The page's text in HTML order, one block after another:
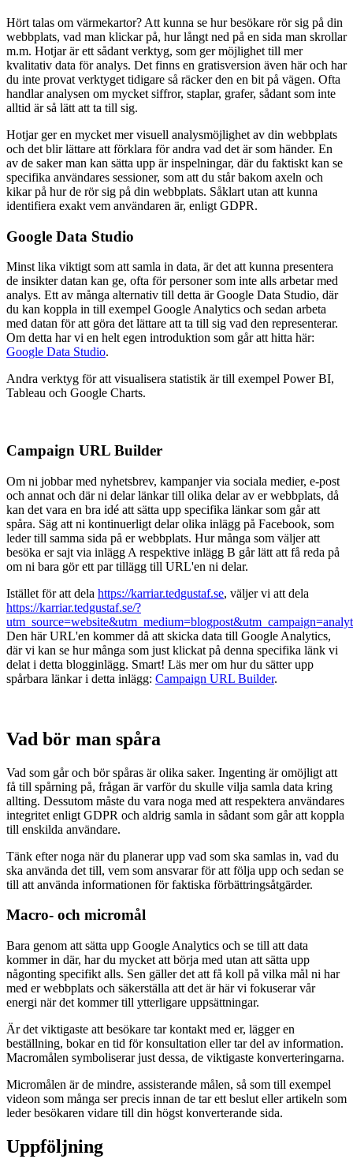
Hört talas om värmekartor? Att kunna se hur besökare rör sig på din
webbplats, vad man klickar på, hur långt ned på en sida man skrollar
m.m. Hotjar är ett sådant verktyg, som ger möjlighet till mer
kvalitativ data för analys. Det finns en gratisversion även här och har
du inte provat verktyget tidigare så räcker den en bit på vägen. Ofta
handlar analysen om mycket siffror, staplar, grafer, sådant som inte
alltid är så lätt att ta till sig.
Hotjar ger en mycket mer visuell analysmöjlighet av din webbplats
och det blir lättare att förklara för andra vad det är som händer. En
av de saker man kan sätta upp är inspelningar, där du faktiskt kan se
specifika användares sessioner, som att du står bakom axeln och
kikar på hur de rör sig på din webbplats. Såklart utan att kunna
identifiera exakt vem användaren är, enligt GDPR.
Google Data Studio
Minst lika viktigt som att samla in data, är det att kunna presentera
de insikter datan kan ge, ofta för personer som inte alls arbetar med
analys. Ett av många alternativ till detta är Google Data Studio, där
du kan koppla in till exempel Google Analytics och sedan arbeta
med datan för att göra det lättare att ta till sig vad den representerar.
Om detta har vi en helt egen introduktion som går att hitta här:
Google Data Studio.
Andra verktyg för att visualisera statistik är till exempel Power BI,
Tableau och Google Charts.
Campaign URL Builder
Om ni jobbar med nyhetsbrev, kampanjer via sociala medier, e-post
och annat och där ni delar länkar till olika delar av er webbplats, då
kan det vara en bra idé att sätta upp specifika länkar som går att
spåra. Säg att ni kontinuerligt delar olika inlägg på Facebook, som
leder till samma sida på er webbplats. Hur många som väljer att
besöka er sajt via inlägg A respektive inlägg B går lätt att få reda på
om ni bara gör ett par tillägg till URL'en ni delar.
Istället för att dela https://karriar.tedgustaf.se, väljer vi att dela
https://karriar.tedgustaf.se/?
Den här URL'en kommer då att skicka data till Google Analytics,
där vi kan se hur många som just klickat på denna specifika länk vi
delat i detta blogginlägg. Smart! Läs mer om hur du sätter upp
spårbara länkar i detta inlägg: Campaign URL Builder.
Vad bör man spåra
Vad som går och bör spåras är olika saker. Ingenting är omöjligt att
få till spårning på, frågan är varför du skulle vilja samla data kring
allting. Dessutom måste du vara noga med att respektera användares
integritet enligt GDPR och aldrig samla in sådant som går att koppla
till enskilda användare.
Tänk efter noga när du planerar upp vad som ska samlas in, vad du
ska använda det till, vem som ansvarar för att följa upp och sedan se
till att använda informationen för faktiska förbättringsåtgärder.
Macro- och micromål
Bara genom att sätta upp Google Analytics och se till att data
kommer in där, har du mycket att börja med utan att sätta upp
någonting specifikt alls. Sen gäller det att få koll på vilka mål ni har
med er webbplats och säkerställa att det är här vi fokuserar vår
energi när det kommer till ytterligare uppsättningar.
Är det viktigaste att besökare tar kontakt med er, lägger en
beställning, bokar en tid för konsultation eller tar del av information.
Macromålen symboliserar just dessa, de viktigaste konverteringarna.
Micromålen är de mindre, assisterande målen, så som till exempel
videon som många ser precis innan de tar ett beslut eller artikeln som
leder besökaren vidare till din högst konverterande sida.
Uppföljning